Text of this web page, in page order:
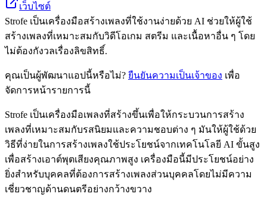
เว็บไซต์
Strofe เป็นเครื่องมือสร้างเพลงที่ใช้งานง่ายด้วย AI ช่วยให้ผู้ใช้
สร้างเพลงที่เหมาะสมกับวิดีโอเกม สตรีม และเนื้อหาอื่น ๆ โดย
ไม่ต้องกังวลเรื่องลิขสิทธิ์.
คุณเป็นผู้พัฒนาแอปนี้หรือไม่? ยืนยันความเป็นเจ้าของ เพื่อ
จัดการหน้ารายการนี้
Strofe เป็นเครื่องมือเพลงที่สร้างขึ้นเพื่อให้กระบวนการสร้าง
เพลงที่เหมาะสมกับรสนิยมและความชอบต่าง ๆ มันให้ผู้ใช้ด้วย
วิธีที่ง่ายในการสร้างเพลงใช้ประโยชน์จากเทคโนโลยี AI ขั้นสูง
เพื่อสร้างเอาต์พุตเสียงคุณภาพสูง เครื่องมือนี้มีประโยชน์อย่าง
ยิ่งสำหรับบุคคลที่ต้องการสร้างเพลงส่วนบุคคลโดยไม่มีความ
เชี่ยวชาญด้านดนตรีอย่างกว้างขวาง